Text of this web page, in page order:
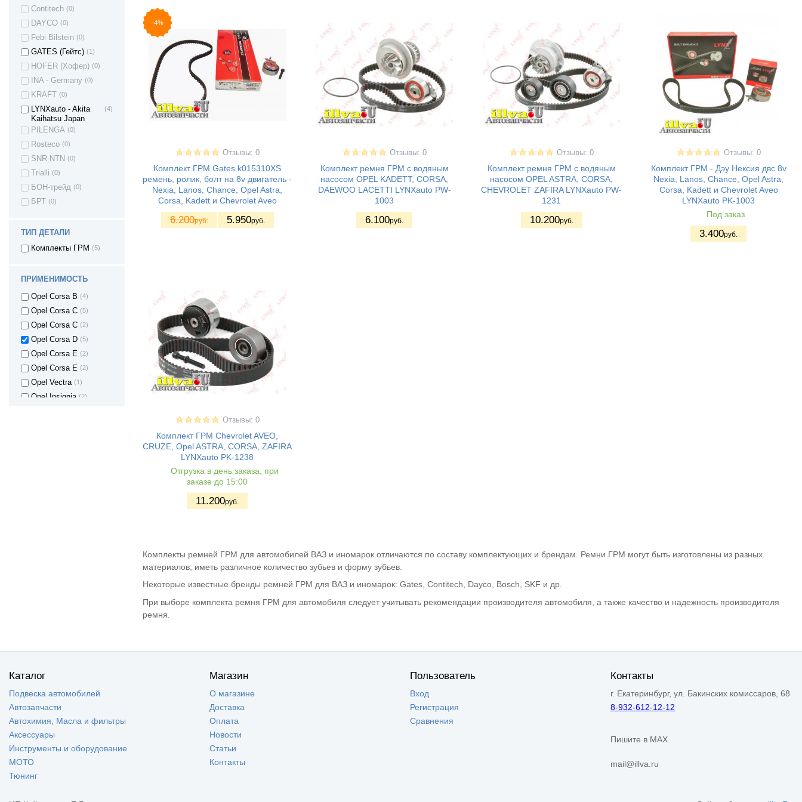
Contitech (0)
DAYCO (0)
Febi Bilstein (0)
GATES (Гейтс) (1)
HOFER (Хофер) (0)
INA - Germany (0)
KRAFT (0)
LYNXauto - Akita
Kaihatsu Japan
(4)
PILENGA (0)
Rosteco (0)
SNR-NTN (0)
Trialli (0)
БОН-трейд (0)
БРТ (0)
ТИП ДЕТАЛИ
Комплекты ГРМ (5)
ПРИМЕНИМОСТЬ
Suzuki Grand
Suzuki Swift
Toyota 4RUNNER
Toyota Avensis (3)
Toyota Highlander (1)
Toyota Corolla (4)
Toyota Carina
Toyota Camry (4)
Toyota Land
Toyota Land
Cruiser Prado
Toyota Rav4
Toyota Tundra
Toyota HILUX
OPEL Astra J
(2)
Opel Corsa A (4)
Opel Corsa B (4)
Opel Corsa C (5)
Opel Corsa C (2)
Opel Corsa D (5)
Opel Corsa E (2)
Opel Corsa E (2)
Opel Vectra (1)
Opel Insignia (2)
Volkswagen Touran (1)
Transporter
VOLKSWAGEN
MULTIVAN
VOLKSWAGEN
BEETLE
-4%
Отзывы: 0
Комплект ГРМ Gates k015310XS
ремень, ролик, болт на 8v двигатель -
Nexia, Lanos, Chance, Opel Astra,
Corsa, Kadett и Chevrolet Aveo
6.200руб. 5.950руб.
Отзывы: 0
Комплект ремня ГРМ с водяным
насосом OPEL KADETT, CORSA,
DAEWOO LACETTI LYNXauto PW-
1003
6.100руб.
Отзывы: 0
Комплект ремня ГРМ с водяным
насосом OPEL ASTRA, CORSA,
CHEVROLET ZAFIRA LYNXauto PW-
1231
10.200руб.
Отзывы: 0
Комплект ГРМ - Дэу Нексия двс 8v
Nexia, Lanos, Chance, Opel Astra,
Corsa, Kadett и Chevrolet Aveo
LYNXauto PK-1003
Под заказ
3.400руб.
Отзывы: 0
Комплект ГРМ Chevrolet AVEO,
CRUZE, Opel ASTRA, CORSA, ZAFIRA
LYNXauto PK-1238
Отгрузка в день заказа, при
заказе до 15:00
11.200руб.
Комплекты ремней ГРМ для автомобилей ВАЗ и иномарок отличаются по составу комплектующих и брендам. Ремни ГРМ могут быть изготовлены из разных
материалов, иметь различное количество зубьев и форму зубьев.
Некоторые известные бренды ремней ГРМ для ВАЗ и иномарок: Gates, Contitech, Dayco, Bosch, SKF и др.
При выборе комплекта ремня ГРМ для автомобиля следует учитывать рекомендации производителя автомобиля, а также качество и надежность производителя
ремня.
Каталог
Подвеска автомобилей
Автозапчасти
Автохимия, Масла и фильтры
Аксессуары
Инструменты и оборудование
МОТО
Тюнинг
Магазин
О магазине
Доставка
Оплата
Новости
Статьи
Контакты
Пользователь
Вход
Регистрация
Сравнения
Контакты
г. Екатеринбург, ул. Бакинских комиссаров, 68
8-932-612-12-12
Пишите в MAX
mail@illva.ru